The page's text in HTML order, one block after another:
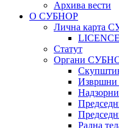
Архива вести
О СУБНОР
Лична карта
Статут
Органи
Извршни
Радна